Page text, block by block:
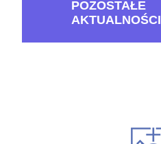
POZOSTAŁE
AKTUALNOŚCI